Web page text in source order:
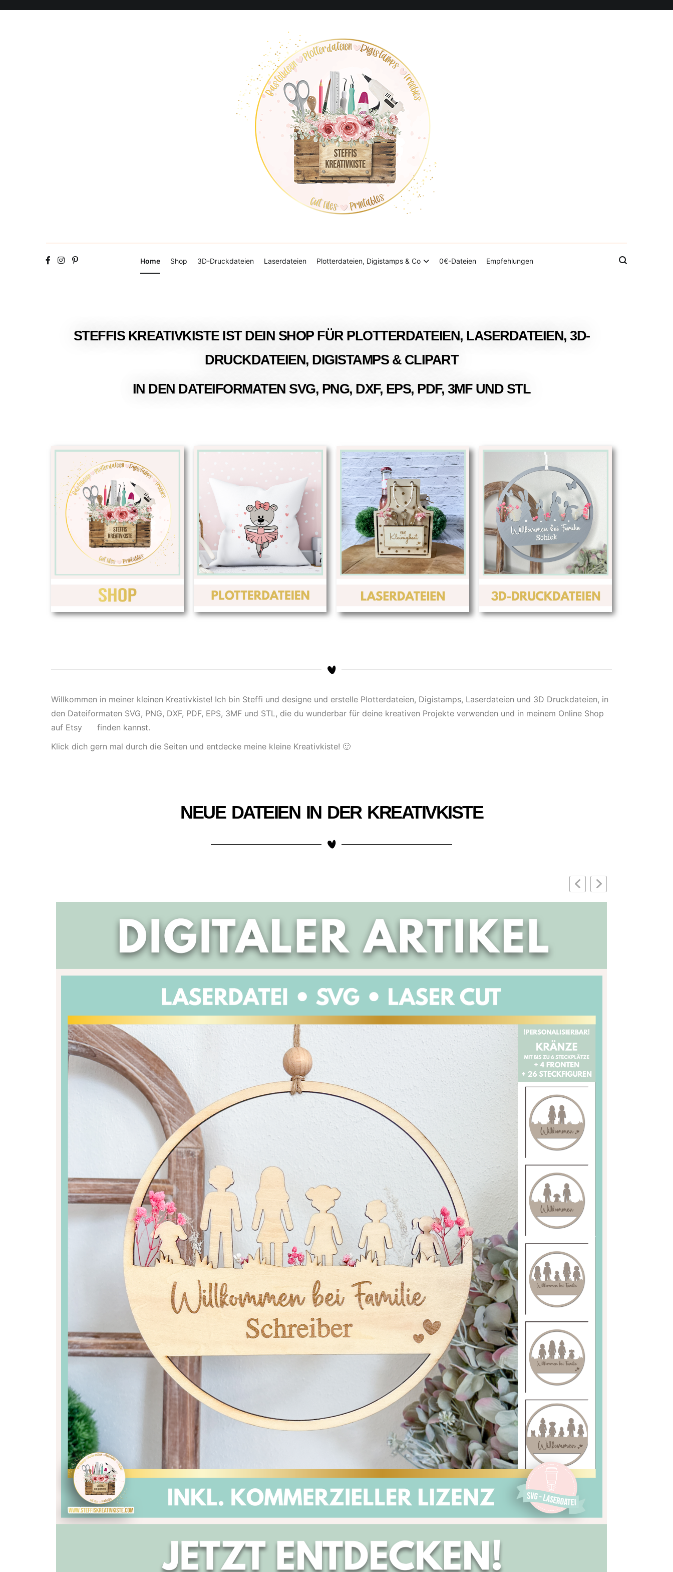
Home
Shop 3D-Druckdateien Laserdateien Plotterdateien, Digistamps & Co 0€-Dateien Empfehlungen
STEFFIS KREATIVKISTE IST DEIN SHOP FÜR PLOTTERDATEIEN, LASERDATEIEN, 3D-
DRUCKDATEIEN, DIGISTAMPS & CLIPART
IN DEN DATEIFORMATEN SVG, PNG, DXF, EPS, PDF, 3MF UND STL
Willkommen in meiner kleinen Kreativkiste! Ich bin Steffi und designe und erstelle Plotterdateien, Digistamps, Laserdateien und 3D Druckdateien, in
den Dateiformaten SVG, PNG, DXF, PDF, EPS, 3MF und STL, die du wunderbar für deine kreativen Projekte verwenden und in meinem Online Shop
auf Etsy finden kannst.
Klick dich gern mal durch die Seiten und entdecke meine kleine Kreativkiste! 🙂
NEUE DATEIEN IN DER KREATIVKISTE